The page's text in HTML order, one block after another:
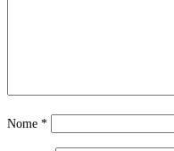
Nome *